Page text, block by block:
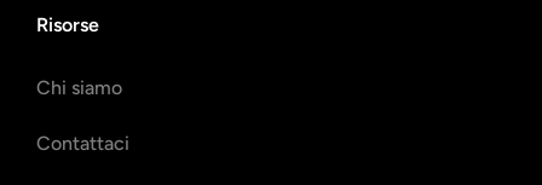
Risorse
Chi siamo
Contattaci